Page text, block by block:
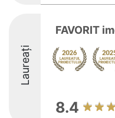
Laureați
FAVORIT
8.4